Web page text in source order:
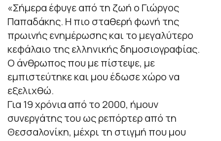
«Σήμερα έφυγε από τη ζωή ο Γιώργος
Παπαδάκης. Η πιο σταθερή φωνή της
πρωινής ενημέρωσης και το μεγαλύτερο
κεφάλαιο της ελληνικής δημοσιογραφίας.
Ο άνθρωπος που με πίστεψε, με
εμπιστεύτηκε και μου έδωσε χώρο να
εξελιχθώ.
Για 19 χρόνια από το 2000, ήμουν
συνεργάτης του ως ρεπόρτερ από τη
Θεσσαλονίκη, μέχρι τη στιγμή που μου